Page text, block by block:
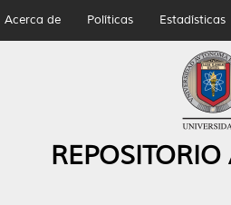
Acerca de Políticas Estadísticas